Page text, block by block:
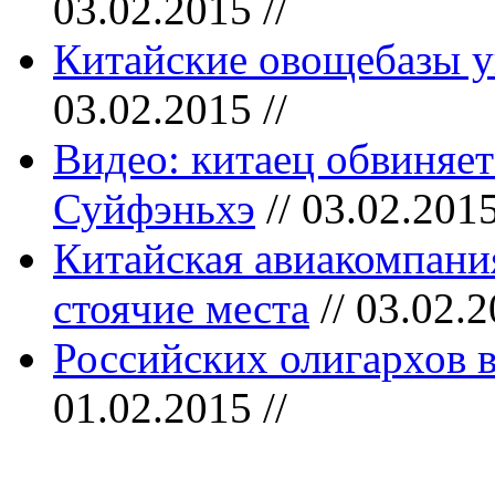
Китайские
03.02.2015 //
Видео: китаец
Суйфэньхэ //
Китайская
стоячие места //
Российских олигархов
01.02.2015 //